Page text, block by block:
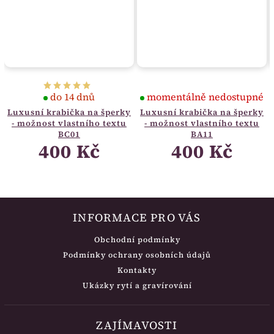
Luxusní krabička na šperky
- možnost vlastního textu
BC01
do 14 dnů
400 Kč
Luxusní krabička na šperky
- možnost vlastního textu
BA11
momentálně nedostupné
400 Kč
INFORMACE PRO VÁS
Obchodní podmínky
Podmínky ochrany osobních údajů
Kontakty
Ukázky rytí a gravírování
ZAJÍMAVOSTI